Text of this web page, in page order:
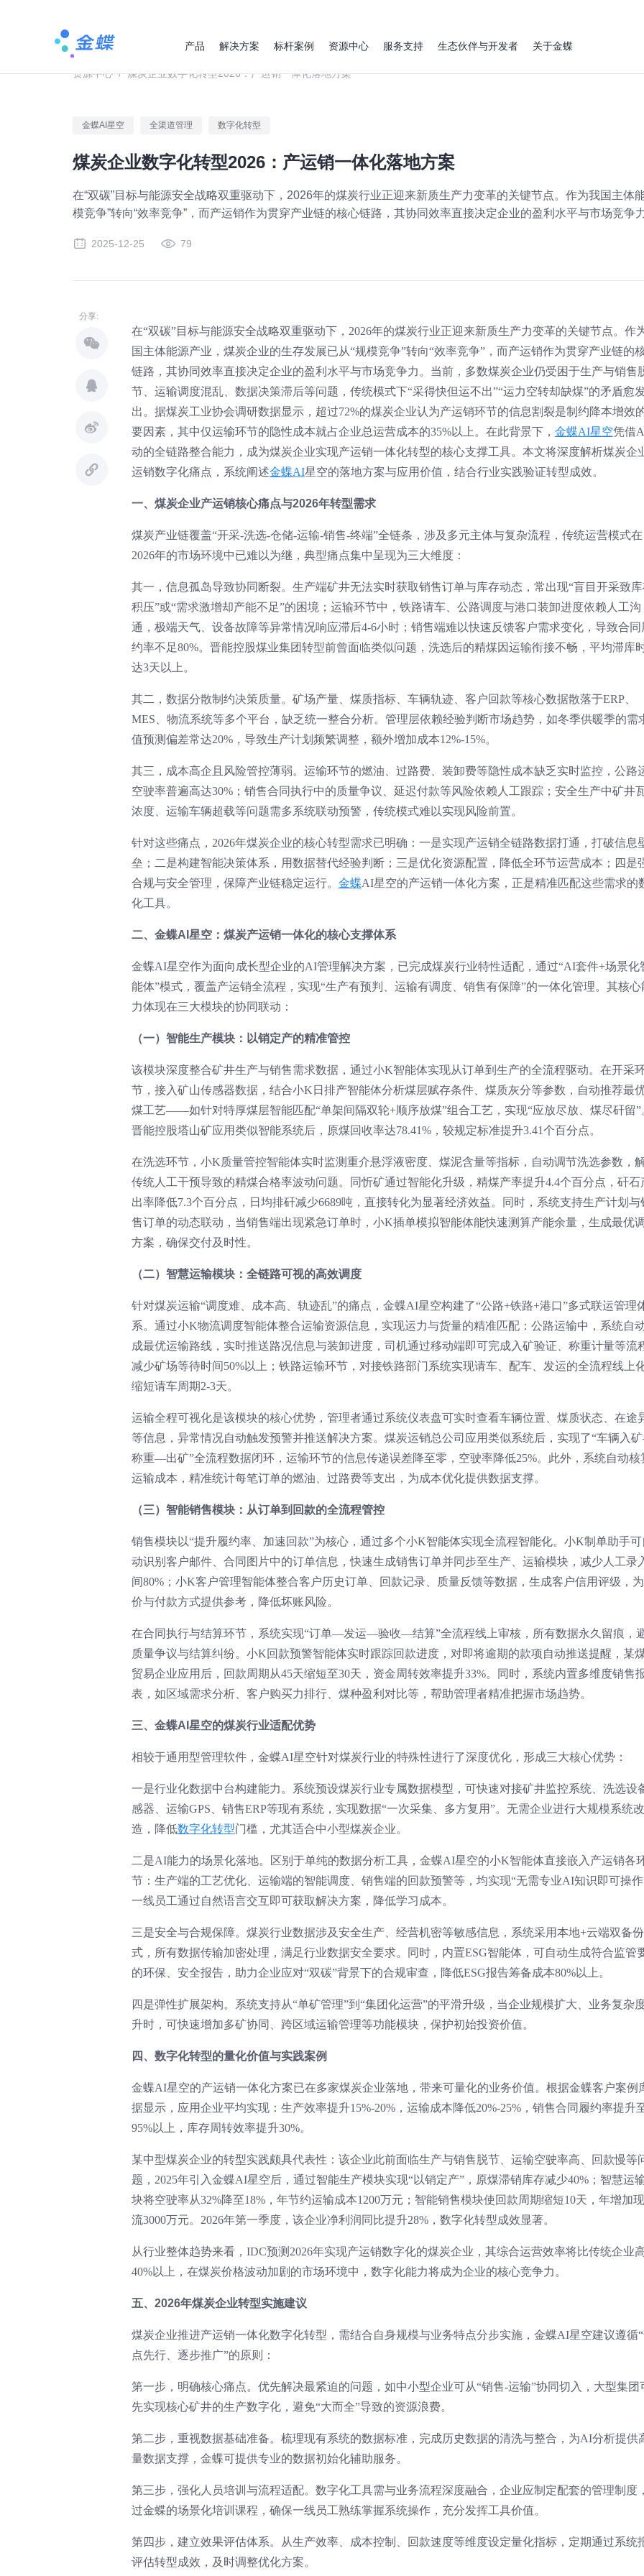
产品 解决方案 标杆案例 资源中心 服务支持 生态伙伴与开发者 关于金蝶
资源中心 / 煤炭企业数字化转型2026：产运销一体化落地方案
金蝶AI星空 全渠道管理 数字化转型
煤炭企业数字化转型2026：产运销一体化落地方案
在“双碳”目标与能源安全战略双重驱动下，2026年的煤炭行业正迎来新质生产力变革的关键节点。作为我国主体
模竞争”转向“效率竞争”，而产运销作为贯穿产业链的核心链路，其协同效率直接决定企业的盈利水平与市场竞争力
2025-12-25 79
分享:
在“双碳”目标与能源安全战略双重驱动下，2026年的煤炭行业正迎来新质生产力变革的关键节点。作
国主体能源产业，煤炭企业的生存发展已从“规模竞争”转向“效率竞争”，而产运销作为贯穿产业链的
链路，其协同效率直接决定企业的盈利水平与市场竞争力。当前，多数煤炭企业仍受困于生产与销售
节、运输调度混乱、数据决策滞后等问题，传统模式下“采得快但运不出”“运力空转却缺煤”的矛盾愈
出。据煤炭工业协会调研数据显示，超过72%的煤炭企业认为产运销环节的信息割裂是制约降本增效
要因素，其中仅运输环节的隐性成本就占企业总运营成本的35%以上。在此背景下， 金蝶AI星空凭借
动的全链路整合能力，成为煤炭企业实现产运销一体化转型的核心支撑工具。本文将深度解析煤炭企
运销数字化痛点，系统阐述金蝶AI星空的落地方案与应用价值，结合行业实践验证转型成效。
一、煤炭企业产运销核心痛点与2026年转型需求
煤炭产业链覆盖“开采-洗选-仓储-运输-销售-终端”全链条，涉及多元主体与复杂流程，传统运营模式在
2026年的市场环境中已难以为继，典型痛点集中呈现为三大维度：
其一，信息孤岛导致协同断裂。生产端矿井无法实时获取销售订单与库存动态，常出现“盲目开采致
积压”或“需求激增却产能不足”的困境；运输环节中，铁路请车、公路调度与港口装卸进度依赖人工沟
通，极端天气、设备故障等异常情况响应滞后4-6小时；销售端难以快速反馈客户需求变化，导致合同
约率不足80%。晋能控股煤业集团转型前曾面临类似问题，洗选后的精煤因运输衔接不畅，平均滞库
达3天以上。
其二，数据分散制约决策质量。矿场产量、煤质指标、车辆轨迹、客户回款等核心数据散落于ERP、
MES、物流系统等多个平台，缺乏统一整合分析。管理层依赖经验判断市场趋势，如冬季供暖季的需
值预测偏差常达20%，导致生产计划频繁调整，额外增加成本12%-15%。
其三，成本高企且风险管控薄弱。运输环节的燃油、过路费、装卸费等隐性成本缺乏实时监控，公路
空驶率普遍高达30%；销售合同执行中的质量争议、延迟付款等风险依赖人工跟踪；安全生产中矿井
浓度、运输车辆超载等问题需多系统联动预警，传统模式难以实现风险前置。
针对这些痛点，2026年煤炭企业的核心转型需求已明确：一是实现产运销全链路数据打通，打破信息
垒；二是构建智能决策体系，用数据替代经验判断；三是优化资源配置，降低全环节运营成本；四是
合规与安全管理，保障产业链稳定运行。 金蝶AI星空的产运销一体化方案，正是精准匹配这些需求的
化工具。
二、金蝶AI星空：煤炭产运销一体化的核心支撑体系
金蝶AI星空作为面向成长型企业的AI管理解决方案，已完成煤炭行业特性适配，通过“AI套件+场景化
能体”模式，覆盖产运销全流程，实现“生产有预判、运输有调度、销售有保障”的一体化管理。其核心
力体现在三大模块的协同联动：
（一）智能生产模块：以销定产的精准管控
该模块深度整合矿井生产与销售需求数据，通过小K智能体实现从订单到生产的全流程驱动。在开采
节，接入矿山传感器数据，结合小K日排产智能体分析煤层赋存条件、煤质灰分等参数，自动推荐最
煤工艺——如针对特厚煤层智能匹配“单架间隔双轮+顺序放煤”组合工艺，实现“应放尽放、煤尽矸留”
晋能控股塔山矿应用类似智能系统后，原煤回收率达78.41%，较规定标准提升3.41个百分点。
在洗选环节，小K质量管控智能体实时监测重介悬浮液密度、煤泥含量等指标，自动调节洗选参数，
传统人工干预导致的精煤合格率波动问题。同忻矿通过智能化升级，精煤产率提升4.4个百分点，矸石
出率降低7.3个百分点，日均排矸减少6689吨，直接转化为显著经济效益。同时，系统支持生产计划与
售订单的动态联动，当销售端出现紧急订单时，小K插单模拟智能体能快速测算产能余量，生成最优
方案，确保交付及时性。
（二）智慧运输模块：全链路可视的高效调度
针对煤炭运输“调度难、成本高、轨迹乱”的痛点，金蝶AI星空构建了“公路+铁路+港口”多式联运管理
系。通过小K物流调度智能体整合运输资源信息，实现运力与货量的精准匹配：公路运输中，系统自
成最优运输路线，实时推送路况信息与装卸进度，司机通过移动端即可完成入矿验证、称重计量等流
减少矿场等待时间50%以上；铁路运输环节，对接铁路部门系统实现请车、配车、发运的全流程线上
缩短请车周期2-3天。
运输全程可视化是该模块的核心优势，管理者通过系统仪表盘可实时查看车辆位置、煤质状态、在途
等信息，异常情况自动触发预警并推送解决方案。煤炭运销总公司应用类似系统后，实现了“车辆入
称重—出矿”全流程数据闭环，运输环节的信息传递误差降至零，空驶率降低25%。此外，系统自动核
运输成本，精准统计每笔订单的燃油、过路费等支出，为成本优化提供数据支撑。
（三）智能销售模块：从订单到回款的全流程管控
销售模块以“提升履约率、加速回款”为核心，通过多个小K智能体实现全流程智能化。小K制单助手可
动识别客户邮件、合同图片中的订单信息，快速生成销售订单并同步至生产、运输模块，减少人工录
间80%；小K客户管理智能体整合客户历史订单、回款记录、质量反馈等数据，生成客户信用评级，
价与付款方式提供参考，降低坏账风险。
在合同执行与结算环节，系统实现“订单—发运—验收—结算”全流程线上审核，所有数据永久留痕，
质量争议与结算纠纷。小K回款预警智能体实时跟踪回款进度，对即将逾期的款项自动推送提醒，某
贸易企业应用后，回款周期从45天缩短至30天，资金周转效率提升33%。同时，系统内置多维度销售
表，如区域需求分析、客户购买力排行、煤种盈利对比等，帮助管理者精准把握市场趋势。
三、金蝶AI星空的煤炭行业适配优势
相较于通用型管理软件，金蝶AI星空针对煤炭行业的特殊性进行了深度优化，形成三大核心优势：
一是行业化数据中台构建能力。系统预设煤炭行业专属数据模型，可快速对接矿井监控系统、洗选设
感器、运输GPS、销售ERP等现有系统，实现数据“一次采集、多方复用”。无需企业进行大规模系统改
造，降低数字化转型门槛，尤其适合中小型煤炭企业。
二是AI能力的场景化落地。区别于单纯的数据分析工具，金蝶AI星空的小K智能体直接嵌入产运销各
节：生产端的工艺优化、运输端的智能调度、销售端的回款预警等，均实现“无需专业AI知识即可操作
一线员工通过自然语言交互即可获取解决方案，降低学习成本。
三是安全与合规保障。煤炭行业数据涉及安全生产、经营机密等敏感信息，系统采用本地+云端双备
式，所有数据传输加密处理，满足行业数据安全要求。同时，内置ESG智能体，可自动生成符合监管
的环保、安全报告，助力企业应对“双碳”背景下的合规审查，降低ESG报告筹备成本80%以上。
四是弹性扩展架构。系统支持从“单矿管理”到“集团化运营”的平滑升级，当企业规模扩大、业务复杂
升时，可快速增加多矿协同、跨区域运输管理等功能模块，保护初始投资价值。
四、数字化转型的量化价值与实践案例
金蝶AI星空的产运销一体化方案已在多家煤炭企业落地，带来可量化的业务价值。根据金蝶客户案例
据显示，应用企业平均实现：生产效率提升15%-20%，运输成本降低20%-25%，销售合同履约率提升
95%以上，库存周转效率提升30%。
某中型煤炭企业的转型实践颇具代表性：该企业此前面临生产与销售脱节、运输空驶率高、回款慢等
题，2025年引入金蝶AI星空后，通过智能生产模块实现“以销定产”，原煤滞销库存减少40%；智慧运
块将空驶率从32%降至18%，年节约运输成本1200万元；智能销售模块使回款周期缩短10天，年增加
流3000万元。2026年第一季度，该企业净利润同比提升28%，数字化转型成效显著。
从行业整体趋势来看，IDC预测2026年实现产运销数字化的煤炭企业，其综合运营效率将比传统企业
40%以上，在煤炭价格波动加剧的市场环境中，数字化能力将成为企业的核心竞争力。
五、2026年煤炭企业转型实施建议
煤炭企业推进产运销一体化数字化转型，需结合自身规模与业务特点分步实施，金蝶AI星空建议遵循
点先行、逐步推广”的原则：
第一步，明确核心痛点。优先解决最紧迫的问题，如中小型企业可从“销售-运输”协同切入，大型集团
先实现核心矿井的生产数字化，避免“大而全”导致的资源浪费。
第二步，重视数据基础准备。梳理现有系统的数据标准，完成历史数据的清洗与整合，为AI分析提供
量数据支撑，金蝶可提供专业的数据初始化辅助服务。
第三步，强化人员培训与流程适配。数字化工具需与业务流程深度融合，企业应制定配套的管理制度
过金蝶的场景化培训课程，确保一线员工熟练掌握系统操作，充分发挥工具价值。
第四步，建立效果评估体系。从生产效率、成本控制、回款速度等维度设定量化指标，定期通过系统
评估转型成效，及时调整优化方案。